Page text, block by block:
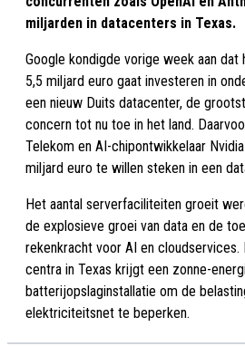
miljarden in datacenters in Texas.
Google kondigde vorige week aan
5,5 miljard euro gaat investeren in
een nieuw Duits datacenter, de
concern tot nu toe in het land.
Telekom en AI-chipontwikkelaar
miljard euro te willen steken in een
Het aantal serverfaciliteiten groeit
de explosieve groei van data en de
rekenkracht voor AI en cloudservices.
centra in Texas krijgt een zonne-
batterijopslaginstallatie om de
elektriciteitsnet te beperken.